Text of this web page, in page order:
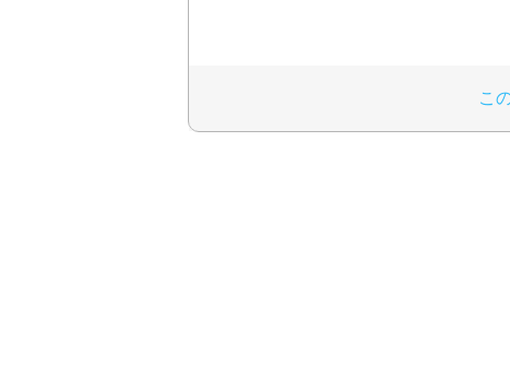
こ